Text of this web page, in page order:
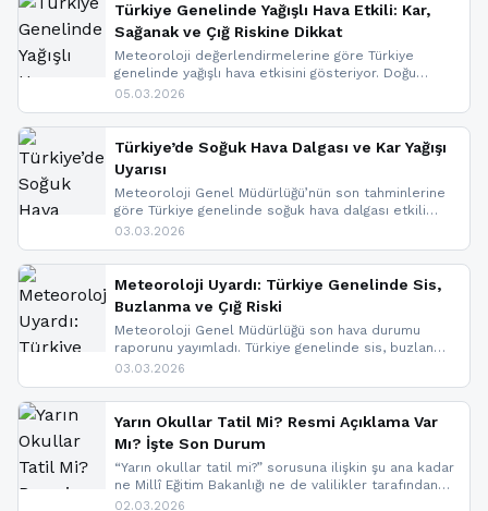
Türkiye Genelinde Yağışlı Hava Etkili: Kar,
Sağanak ve Çığ Riskine Dikkat
Meteoroloji değerlendirmelerine göre Türkiye
genelinde yağışlı hava etkisini gösteriyor. Doğu
bölgelerinde kar yağışı beklenirken Marmara ve
ise çığ tehlikesi bulunuyor. İç kesimlerde sis ve pus
nedeniyle görüş mesafesinde azalma
yaşanabileceği belirtiliyor.
05.03.2026
Türkiye’de Soğuk Hava Dalgası ve Kar Yağışı
Uyarısı
Meteoroloji Genel Müdürlüğü’nün son tahminlerine
göre Türkiye genelinde soğuk hava dalgası etkili
oluyor. Birçok il için kar yağışı ve buzlanma uyarısı
03.03.2026
Meteoroloji Uyardı: Türkiye Genelinde Sis,
Buzlanma ve Çığ Riski
Meteoroloji Genel Müdürlüğü son hava durumu
raporunu yayımladı. Türkiye genelinde sis, buzlanma
ve don beklenirken Doğu Anadolu ve Doğu
yapıldı. İşte son dakika meteoroloji gelişmeleri.
03.03.2026
Yarın Okullar Tatil Mi? Resmi Açıklama Var
Mı? İşte Son Durum
“Yarın okullar tatil mi?” sorusuna ilişkin şu ana kadar
ne Millî Eğitim Bakanlığı ne de valilikler tarafından
yapılmış resmi bir tatil açıklaması bulunmamaktadır.
02.03.2026